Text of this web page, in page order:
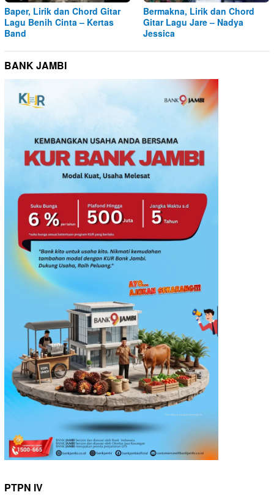
Baper, Lirik dan Chord Gitar
Lagu Benih Cinta – Kertas
Band
Bermakna, Lirik dan Chord
Gitar Lagu Jare – Nadya
Jessica
BANK JAMBI
PTPN IV